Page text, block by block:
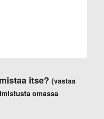
itse? (vastaa
omassa